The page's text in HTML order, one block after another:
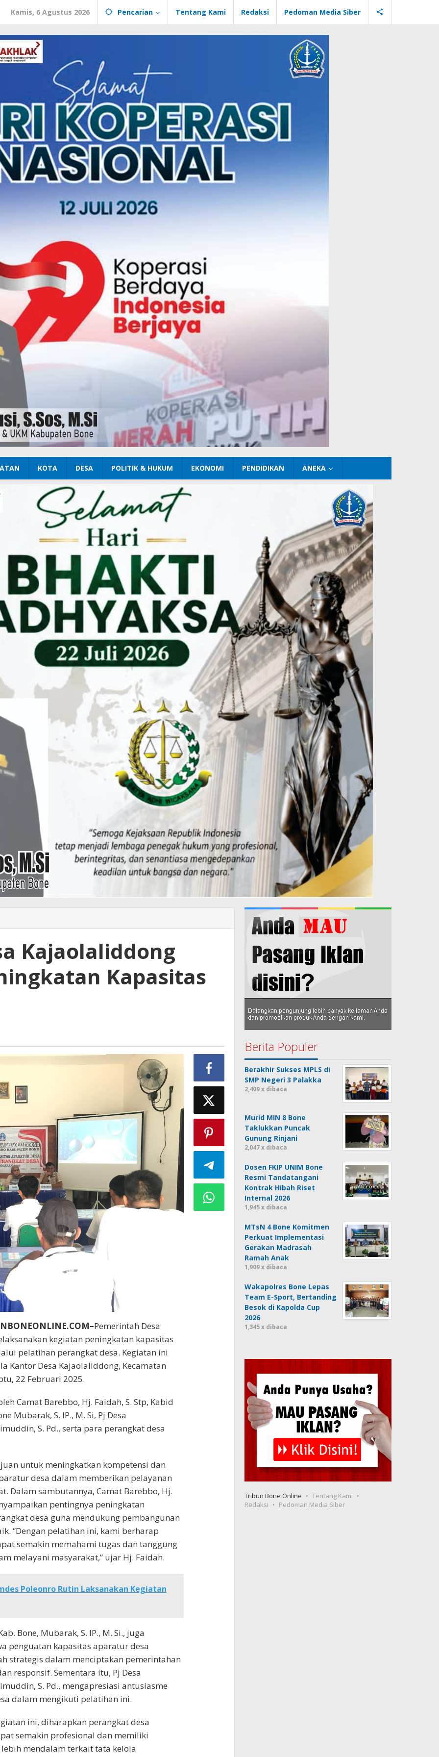
Kamis, 6 Agustus 2026 Pencarian Tentang Kami Redaksi Pedoman Media Siber
KOTA DESA POLITIK & HUKUM EKONOMI PENDIDIKAN ANEKA
Kajaolaliddong
Kapasitas
Pemerintah Desa
kegiatan peningkatan kapasitas
pelatihan perangkat desa. Kegiatan ini
Kantor Desa Kajaolaliddong, Kecamatan
22 Februari 2025.
Camat Barebbo, Hj. Faidah, S. Stp, Kabid
Mubarak, S. IP., M. Si, Pj Desa
S. Pd., serta para perangkat desa
untuk meningkatkan kompetensi dan
desa dalam memberikan pelayanan
Dalam sambutannya, Camat Barebbo, Hj.
pentingnya peningkatan
desa guna mendukung pembangunan
“Dengan pelatihan ini, kami berharap
semakin memahami tugas dan tanggung
melayani masyarakat,” ujar Hj. Faidah.
Poleonro Rutin Laksanakan Kegiatan
Bone, Mubarak, S. IP., M. Si., juga
penguatan kapasitas aparatur desa
strategis dalam menciptakan pemerintahan
responsif. Sementara itu, Pj Desa
S. Pd., mengapresiasi antusiasme
dalam mengikuti pelatihan ini.
ini, diharapkan perangkat desa
semakin profesional dan memiliki
mendalam terkait tata kelola
Berita Populer
Berakhir Sukses MPLS di
SMP Negeri 3 Palakka
2,409 x dibaca
Murid MIN 8 Bone
Taklukkan Puncak
Gunung Rinjani
2,047 x dibaca
Dosen FKIP UNIM Bone
Resmi Tandatangani
Kontrak Hibah Riset
Internal 2026
1,945 x dibaca
MTsN 4 Bone Komitmen
Perkuat Implementasi
Gerakan Madrasah
Ramah Anak
1,909 x dibaca
Wakapolres Bone Lepas
Team E-Sport, Bertanding
Besok di Kapolda Cup
2026
1,345 x dibaca
Tribun Bone Online
Tentang Kami
Redaksi
Pedoman Media Siber